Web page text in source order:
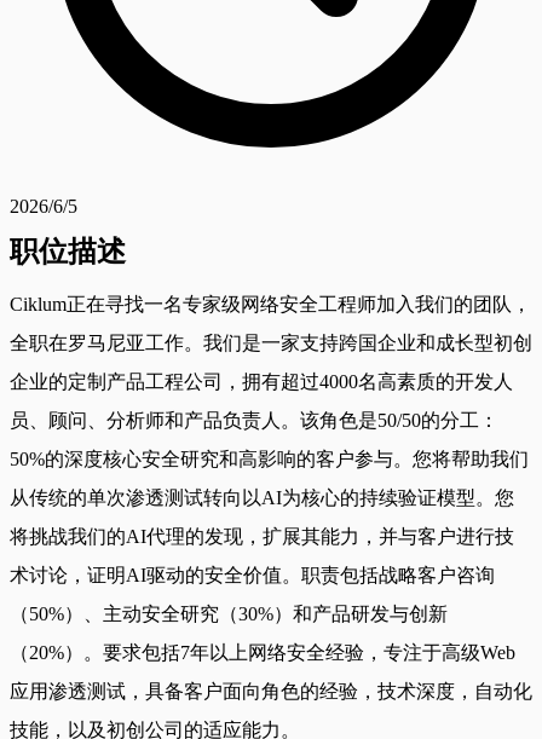
2026/6/5
职位描述
Ciklum正在寻找一名专家级网络安全工程师加入我们的团队，
全职在罗马尼亚工作。我们是一家支持跨国企业和成长型初创
企业的定制产品工程公司，拥有超过4000名高素质的开发人
员、顾问、分析师和产品负责人。该角色是50/50的分工：
50%的深度核心安全研究和高影响的客户参与。您将帮助我们
从传统的单次渗透测试转向以AI为核心的持续验证模型。您
将挑战我们的AI代理的发现，扩展其能力，并与客户进行技
术讨论，证明AI驱动的安全价值。职责包括战略客户咨询
（50%）、主动安全研究（30%）和产品研发与创新
（20%）。要求包括7年以上网络安全经验，专注于高级Web
应用渗透测试，具备客户面向角色的经验，技术深度，自动化
技能，以及初创公司的适应能力。